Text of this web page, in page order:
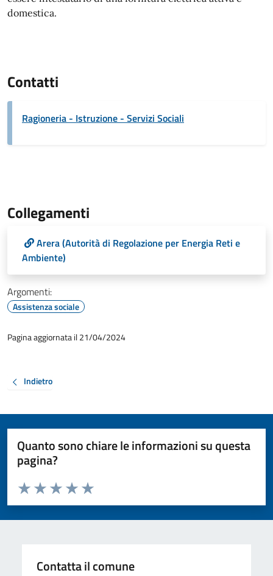
domestica.
Contatti
Ragioneria - Istruzione - Servizi Sociali
Collegamenti
Arera (Autorità di Regolazione per Energia Reti e
Ambiente)
Argomenti:
Assistenza sociale
Pagina aggiornata il 21/04/2024
Indietro
Quanto sono chiare le informazioni su questa
pagina?
Valuta da 1 a 5 stelle la pagina
Valuta 5 stelle su 5
Valuta 4 stelle su 5
Valuta 3 stelle su 5
Valuta 2 stelle su 5
Valuta 1 stelle su 5
Contatta il comune